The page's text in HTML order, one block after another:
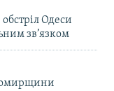
Одеси
зв’язком